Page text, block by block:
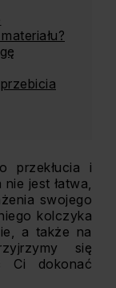
przekłucia i
jest łatwa,
swojego
kolczyka
a także na
się
Ci dokonać